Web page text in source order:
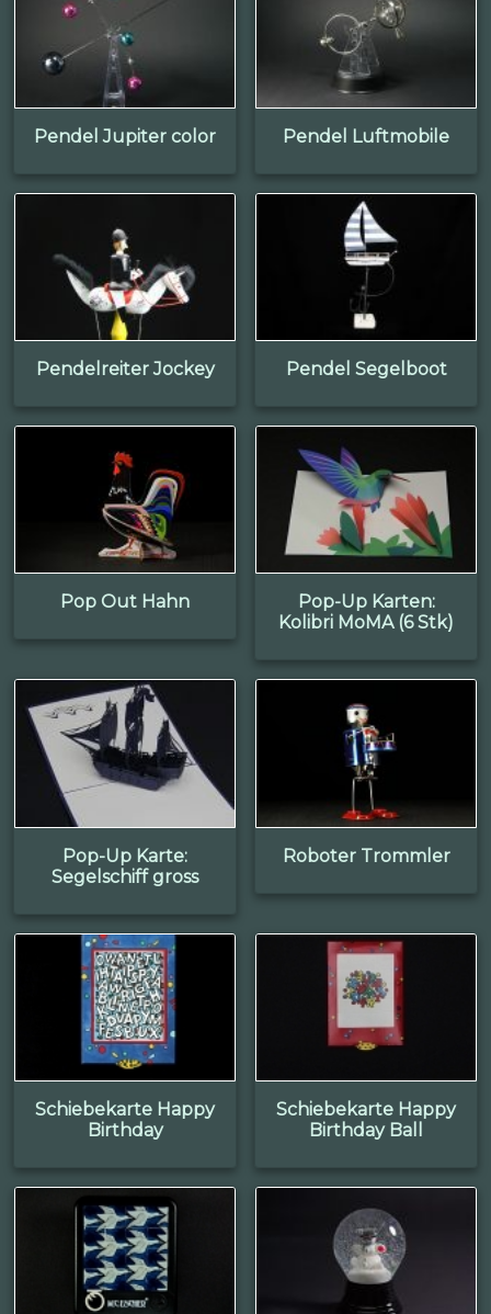
Pendel Jupiter color Pendel Luftmobile
Pendelreiter Jockey Pendel Segelboot
Pop Out Hahn
Pop-Up Karten:
Kolibri MoMA (6 Stk)
Pop-Up Karte:
Segelschiff gross
Roboter Trommler
Schiebekarte Happy
Birthday
Schiebekarte Happy
Birthday Ball